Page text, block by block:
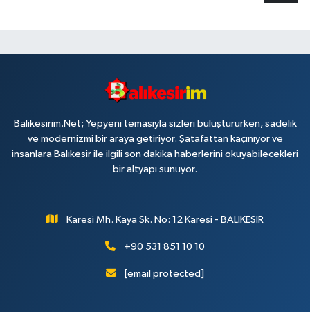
Balikesirim.Net; Yepyeni temasıyla sizleri buluştururken, sadelik
ve modernizmi bir araya getiriyor. Şatafattan kaçınıyor ve
insanlara Balıkesir ile ilgili son dakika haberlerini okuyabilecekleri
bir altyapı sunuyor.
Karesi Mh. Kaya Sk. No: 12 Karesi - BALIKESİR
+90 531 851 10 10
[email protected]